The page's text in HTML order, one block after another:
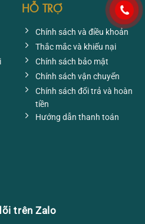
HỖ TRỢ
Chính sách và điều khoản
Thắc mắc và khiếu nại
Chính sách bảo mật
Chính sách vận chuyển
Chính sách đổi trả và hoàn
tiền
Hướng dẫn thanh toán
trên Zalo